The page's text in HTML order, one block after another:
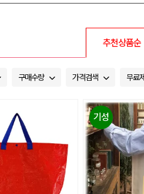
추천상품순
구매수량 가격검색 무료
기성